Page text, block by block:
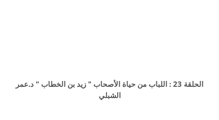
الحلقة 23 : اللباب من حياة الأصحاب " زيد بن الخطاب " د.عمر
الشبلي